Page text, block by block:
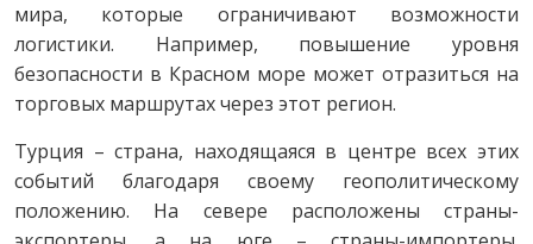
мира, которые ограничивают возможности
логистики. Например, повышение уровня
безопасности в Красном море может отразиться на
торговых маршрутах через этот регион.
Турция – страна, находящаяся в центре всех этих
событий благодаря своему геополитическому
положению. На севере расположены страны-